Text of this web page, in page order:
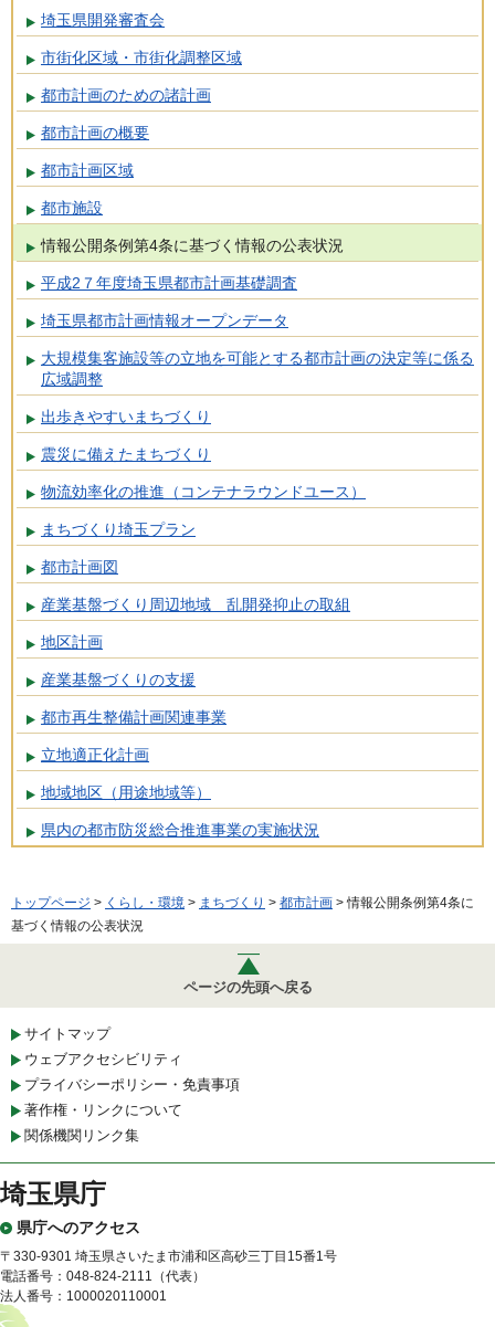
埼玉県開発審査会
市街化区域・市街化調整区域
都市計画のための諸計画
都市計画の概要
都市計画区域
都市施設
情報公開条例第4条に基づく情報の公表状況
平成2７年度埼玉県都市計画基礎調査
埼玉県都市計画情報オープンデータ
大規模集客施設等の立地を可能とする都市計画の決定等に係る
広域調整
出歩きやすいまちづくり
震災に備えたまちづくり
物流効率化の推進（コンテナラウンドユース）
まちづくり埼玉プラン
都市計画図
産業基盤づくり周辺地域 乱開発抑止の取組
地区計画
産業基盤づくりの支援
都市再生整備計画関連事業
立地適正化計画
地域地区（用途地域等）
県内の都市防災総合推進事業の実施状況
トップページ > くらし・環境 > まちづくり > 都市計画 > 情報公開条例第4条に
基づく情報の公表状況
ページの先頭へ戻る
サイトマップ
ウェブアクセシビリティ
プライバシーポリシー・免責事項
著作権・リンクについて
関係機関リンク集
埼玉県庁
県庁へのアクセス
〒330-9301 埼玉県さいたま市浦和区高砂三丁目15番1号
電話番号：048-824-2111（代表）
法人番号：1000020110001